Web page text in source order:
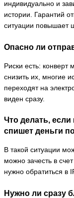
индивидуально и
истории. Гарантий
ситуации повышает
Опасно ли
Риски есть: конверт
снизить их, многие
переходят на
виден сразу.
Что делать, если
спишет деньги
В такой ситуации
можно зачесть в
нужно обратиться в
Нужно ли сразу